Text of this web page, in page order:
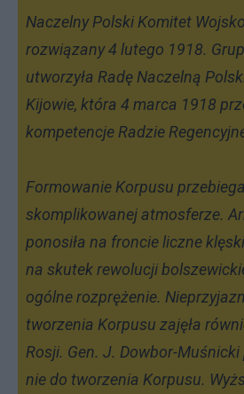
Naczelny Polski Komitet
rozwiązany 4 lutego 1918.
utworzyła Radę Naczelną
Kijowie, która 4 marca 1918
kompetencje Radzie
Formowanie Korpusu
skomplikowanej atmosferze.
ponosiła na froncie liczne
na skutek rewolucji
ogólne rozprężenie.
tworzenia Korpusu zajęła
Rosji. Gen. J. Dowbor-
nie do tworzenia Korpusu.